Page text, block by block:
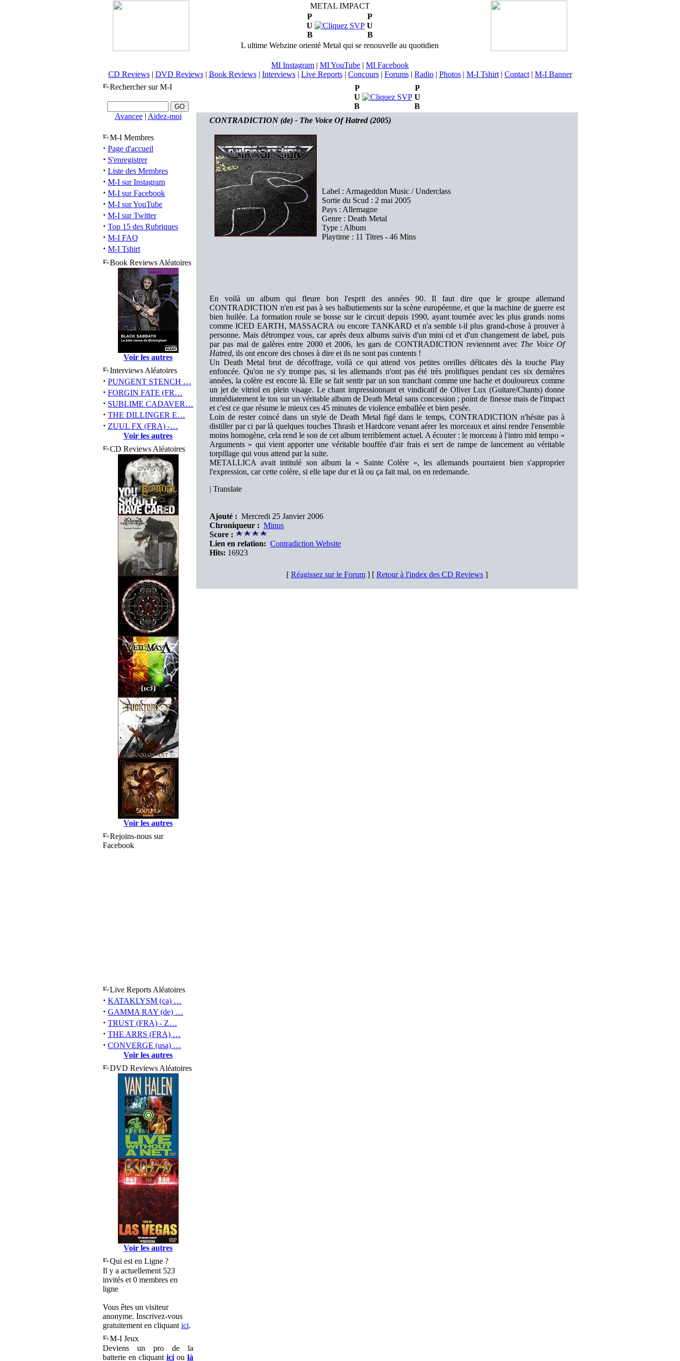
METAL IMPACT
P
U
B
P
U
B
L ultime Webzine orienté Metal qui se renouvelle au quotidien
MI Instagram | MI YouTube | MI Facebook
CD Reviews| DVD Reviews| Book Reviews| Interviews| Live Reports| Concours| Forums| Radio| Photos| M-I Tshirt| Contact| M-I Banner
Rechercher sur M-I
Avancee| Aidez-moi
M-I Membres
· Page d'accueil
· S'enregistrer
· Liste des Membres
· M-I sur Instagram
· M-I sur Facebook
· M-I sur YouTube
· M-I sur Twitter
· Top 15 des Rubriques
· M-I FAQ
· M-I Tshirt
Book Reviews Aléatoires
Voir les autres
Interviews Aléatoires
· PUNGENT STENCH …
· FORGIN FATE (FR…
· SUBLIME CADAVER…
· THE DILLINGER E…
· ZUUL FX (FRA) -…
Voir les autres
CD Reviews Aléatoires
Voir les autres
Rejoins-nous sur
Facebook
Live Reports Aléatoires
· KATAKLYSM (ca) …
· GAMMA RAY (de) …
· TRUST (FRA) - Z…
· THE ARRS (FRA) …
· CONVERGE (usa) …
Voir les autres
DVD Reviews Aléatoires
Voir les autres
Qui est en Ligne ?
Il y a actuellement 523
invités et 0 membres en
ligne
Vous êtes un visiteur
anonyme. Inscrivez-vous
gratuitement en cliquant ici.
M-I Jeux
Deviens un pro de la
batterie en cliquant ici ou là
P
U
B
P
U
B
CONTRADICTION (de) - The Voice Of Hatred (2005)
Label : Armageddon Music / Underclass
Sortie du Scud : 2 mai 2005
Pays : Allemagne
Genre : Death Metal
Type : Album
Playtime : 11 Titres - 46 Mins
En voilà un album qui fleure bon l'esprit des années 90. Il faut dire que le groupe allemand
CONTRADICTION n'en est pas à ses balbutiements sur la scène européenne, et que la machine de guerre est
bien huilée. La formation roule se bosse sur le circuit depuis 1990, ayant tournée avec les plus grands noms
comme ICED EARTH, MASSACRA ou encore TANKARD et n'a semble t-il plus grand-chose à prouver à
personne. Mais détrompez vous, car après deux albums suivis d'un mini cd et d'un changement de label, puis
par pas mal de galères entre 2000 et 2006, les gars de CONTRADICTION reviennent avec The Voice Of
Hatred, ils ont encore des choses à dire et ils ne sont pas contents !
Un Death Metal brut de décoffrage, voilà ce qui attend vos petites oreilles délicates dès la touche Play
enfoncée. Qu'on ne s'y trompe pas, si les allemands n'ont pas été très prolifiques pendant ces six dernières
années, la colère est encore là. Elle se fait sentir par un son tranchant comme une hache et douloureux comme
un jet de vitriol en plein visage. Le chant impressionnant et vindicatif de Oliver Lux (Guitare/Chants) donne
immédiatement le ton sur un véritable album de Death Metal sans concession ; point de finesse mais de l'impact
et c'est ce que résume le mieux ces 45 minutes de violence emballée et bien pesée.
Loin de rester coincé dans un style de Death Metal figé dans le temps, CONTRADICTION n'hésite pas à
distiller par ci par là quelques touches Thrash et Hardcore venant aérer les morceaux et ainsi rendre l'ensemble
moins homogène, cela rend le son de cet album terriblement actuel. A écouter : le morceau à l'intro mid tempo «
Arguments » qui vient apporter une véritable bouffée d'air frais et sert de rampe de lancement au véritable
torpillage qui vous attend par la suite.
METALLICA avait intitulé son album la « Sainte Colère », les allemands pourraient bien s'approprier
l'expression, car cette colère, si elle tape dur et là ou ça fait mal, on en redemande.
| Translate
Ajouté : Mercredi 25 Janvier 2006
Chroniqueur : Minus
Score :
Lien en relation: Contradiction Website
Hits: 16923
[ Réagissez sur le Forum ] [ Retour à l'index des CD Reviews ]